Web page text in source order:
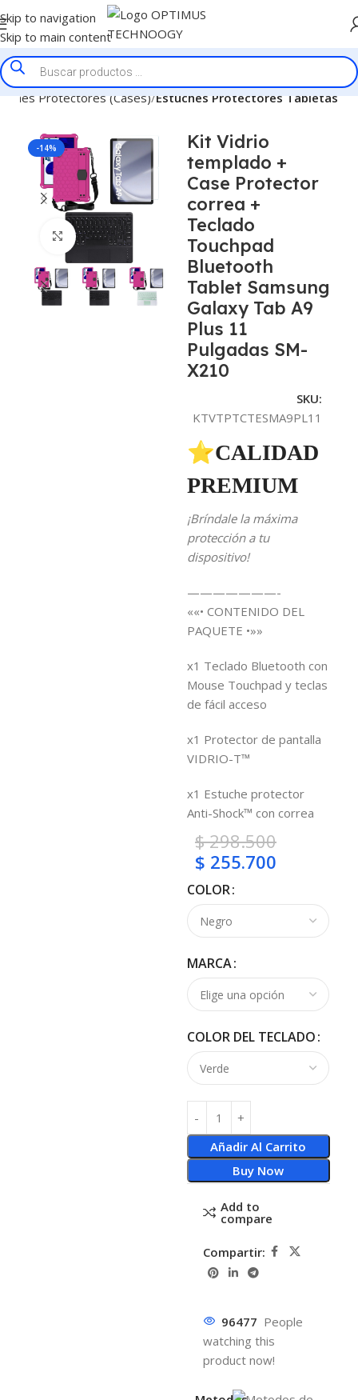
Skip to navigation
Skip to main content
Protectores (Cases) Estuches Protectores Tabletas
-14%
Click to enlarge
Kit Vidrio
templado +
Case Protector
correa +
Teclado
Touchpad
Bluetooth
Tablet Samsung
Galaxy Tab A9
Plus 11
Pulgadas SM-
X210
SKU:
KTVTPTCTESMA9PL11
⭐CALIDAD
PREMIUM
¡Bríndale la máxima
protección a tu
dispositivo!
———————-
««• CONTENIDO DEL
PAQUETE •»»
x1 Teclado Bluetooth con
Mouse Touchpad y teclas
de fácil acceso
x1 Protector de pantalla
VIDRIO-T™
x1 Estuche protector
Anti-Shock™ con correa
$298.500
$ 255.700
COLOR
MARCA
COLOR DEL TECLADO
Añadir Al Carrito
Buy Now
Add to
compare
Compartir:
96477 People
watching this
product now!